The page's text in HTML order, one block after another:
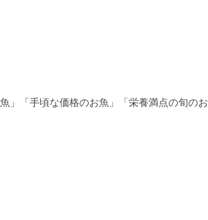
」「手頃な価格のお魚」「栄養満点の旬のお